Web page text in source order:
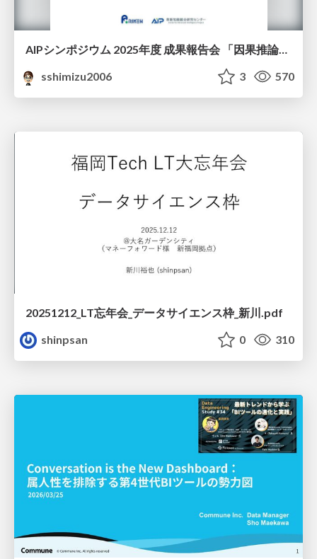
AIPシンポジウム 2025年度 成果報告会 「因果推論チーム」
sshimizu2006
3 570
20251212_LT忘年会_データサイエンス枠_新川.pdf
shinpsan
0 310